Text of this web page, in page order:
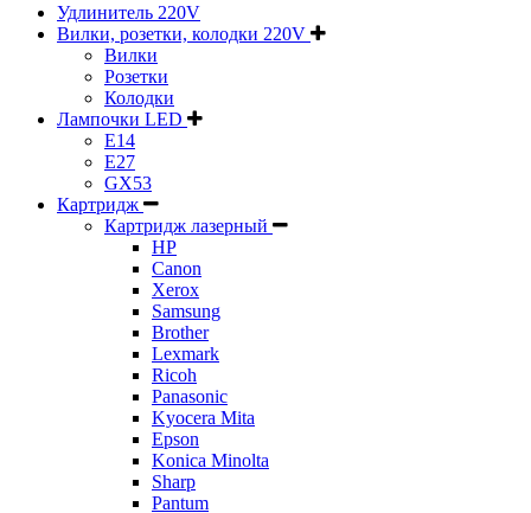
Удлинитель 220V
Вилки, розетки, колодки 220V
Вилки
Розетки
Колодки
Лампочки LED
E14
E27
GX53
Картридж
Картридж лазерный
HP
Canon
Xerox
Samsung
Brother
Lexmark
Ricoh
Panasonic
Kyocera Mita
Epson
Konica Minolta
Sharp
Pantum